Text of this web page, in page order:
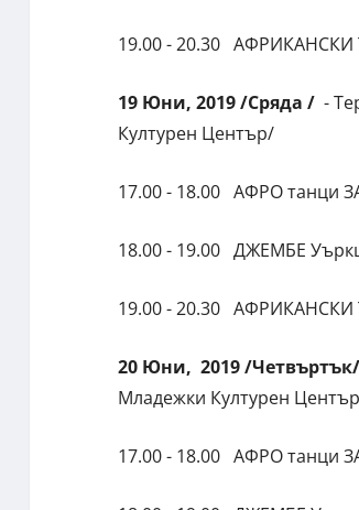
19.00 - 20.30 АФРИКАНСКИ
19 Юни, 2019 /Сряда / -
Културен Център/
17.00 - 18.00 АФРО танци
18.00 - 19.00 ДЖЕМБЕ
19.00 - 20.30 АФРИКАНСКИ
20 Юни, 2019 /Четвъртък/
Младежки Културен
17.00 - 18.00 АФРО танци